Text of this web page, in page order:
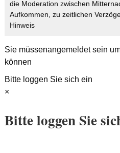
die Moderation zwischen
Aufkommen, zu zeitlichen
Hinweis
Sie müssenangemeldetsein
können
Bitte loggen Sie sich ein
×
Bitte loggen Sie